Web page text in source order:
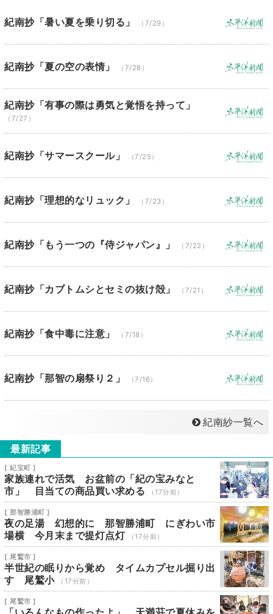
紀南抄「暑い夏を乗り切る」 （7/29）
紀南抄「夏の空の表情」 （7/28）
紀南抄「有事の際は勇気と覚悟を持って」
（7/27）
紀南抄「サマースクール」 （7/25）
紀南抄「理想的なリュック」 （7/23）
紀南抄「もう一つの『侍ジャパン』」 （7/22）
紀南抄「カブトムシとセミの抜け殻」 （7/21）
紀南抄「食中毒に注意」 （7/18）
紀南抄「那智の扇祭り２」 （7/16）
紀南紗一覧へ
最新記事
[ 紀宝町 ]
家族連れで活気 お盆前の「紀の宝みなと
市」 目当ての商品買い求める
（17分前）
[ 那智勝浦町 ]
夜の足湯 幻想的に 那智勝浦町 にぎわい市
場横 今月末まで提灯点灯
（17分前）
[ 尾鷲市 ]
半世紀の眠りから覚め タイムカプセル掘り出
す 尾鷲小
（17分前）
[ 尾鷲市 ]